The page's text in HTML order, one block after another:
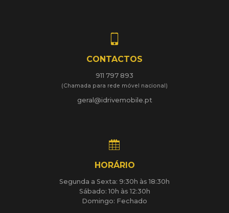
CONTACTOS
911 797 893
(Chamada para rede móvel nacional)
geral@idrivemobile.pt
HORÁRIO
Segunda a Sexta: 9:30h às 18:30h
Sábado: 10h às 12:30h
Domingo: Fechado